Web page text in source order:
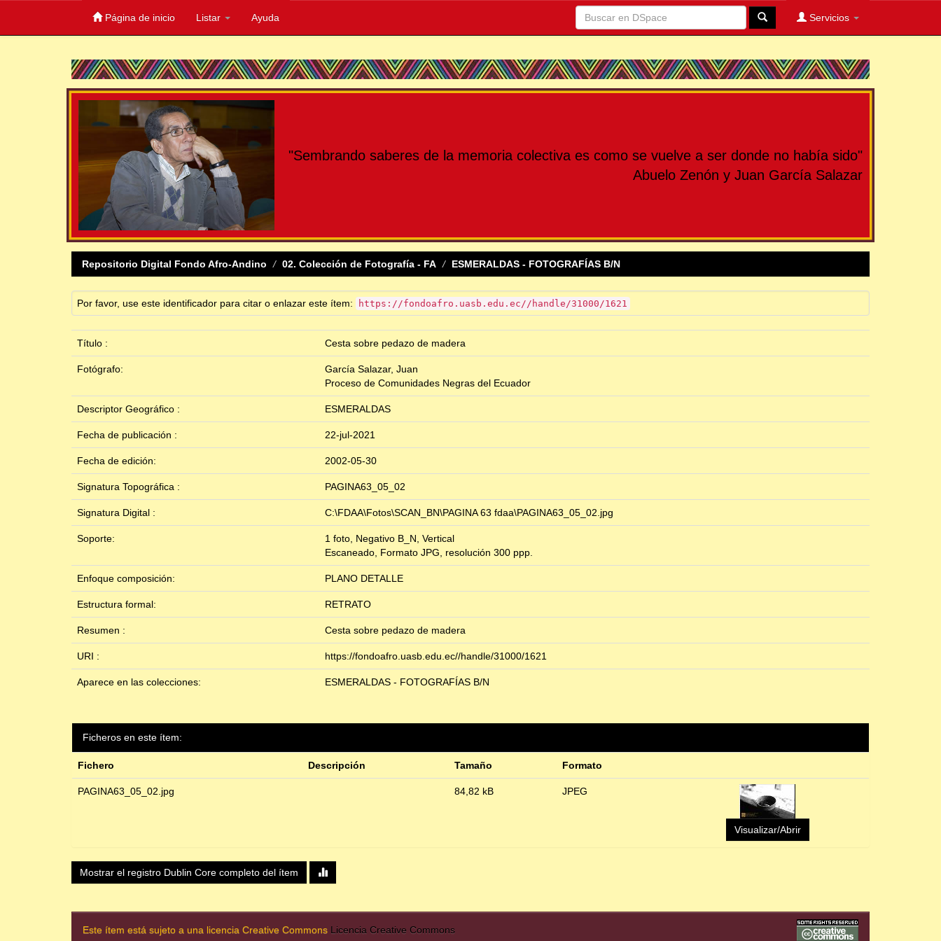
Página de inicio Listar Ayuda Servicios
"Sembrando saberes de la memoria colectiva es como se vuelve a ser donde no había sido"
Abuelo Zenón y Juan García Salazar
Repositorio Digital Fondo Afro-Andino 02. Colección de Fotografía - FA ESMERALDAS - FOTOGRAFÍAS B/N
Por favor, use este identificador para citar o enlazar este ítem: https://fondoafro.uasb.edu.ec//handle/31000/1621
Título : Cesta sobre pedazo de madera
Fotógrafo:
García Salazar, Juan
Proceso de Comunidades Negras del Ecuador
Descriptor Geográfico : ESMERALDAS
Fecha de publicación : 22-jul-2021
Fecha de edición: 2002-05-30
Signatura Topográfica : PAGINA63_05_02
Signatura Digital : C:\FDAA\Fotos\SCAN_BN\PAGINA 63 fdaa\PAGINA63_05_02.jpg
Soporte:
1 foto, Negativo B_N, Vertical
Escaneado, Formato JPG, resolución 300 ppp.
Enfoque composición: PLANO DETALLE
Estructura formal: RETRATO
Resumen : Cesta sobre pedazo de madera
URI : https://fondoafro.uasb.edu.ec//handle/31000/1621
Aparece en las colecciones: ESMERALDAS - FOTOGRAFÍAS B/N
Ficheros en este ítem:
Fichero Descripción Tamaño Formato
PAGINA63_05_02.jpg 84,82 kB JPEG
Visualizar/Abrir
Mostrar el registro Dublin Core completo del ítem
Este ítem está sujeto a una licencia Creative Commons Licencia Creative Commons